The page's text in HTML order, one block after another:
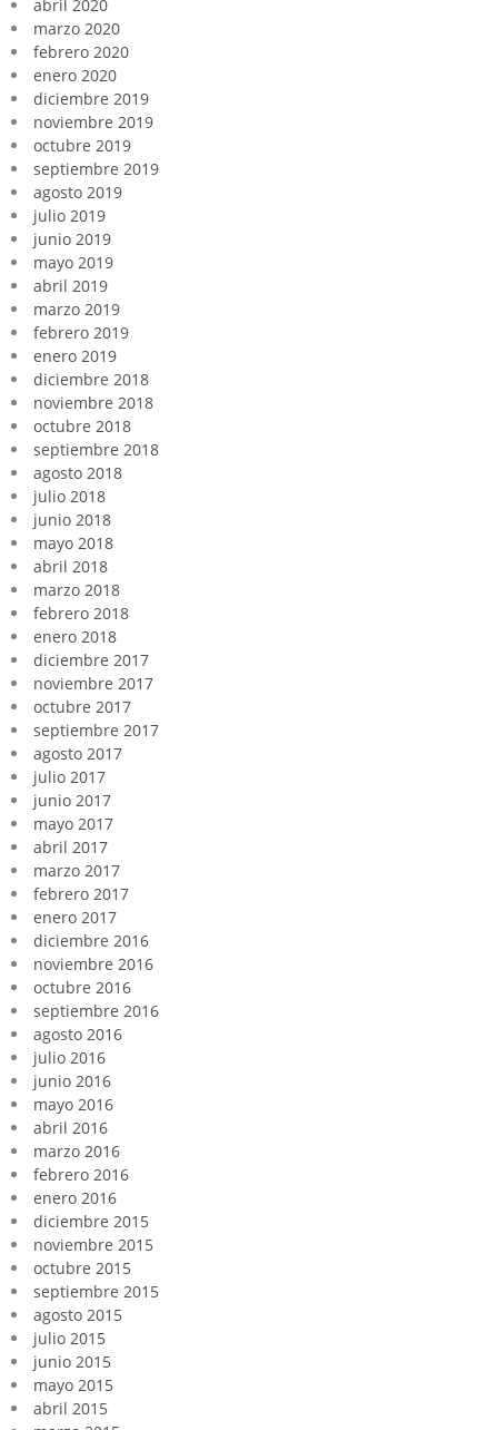
abril 2020
marzo 2020
febrero 2020
enero 2020
diciembre 2019
noviembre 2019
octubre 2019
septiembre 2019
agosto 2019
julio 2019
junio 2019
mayo 2019
abril 2019
marzo 2019
febrero 2019
enero 2019
diciembre 2018
noviembre 2018
octubre 2018
septiembre 2018
agosto 2018
julio 2018
junio 2018
mayo 2018
abril 2018
marzo 2018
febrero 2018
enero 2018
diciembre 2017
noviembre 2017
octubre 2017
septiembre 2017
agosto 2017
julio 2017
junio 2017
mayo 2017
abril 2017
marzo 2017
febrero 2017
enero 2017
diciembre 2016
noviembre 2016
octubre 2016
septiembre 2016
agosto 2016
julio 2016
junio 2016
mayo 2016
abril 2016
marzo 2016
febrero 2016
enero 2016
diciembre 2015
noviembre 2015
octubre 2015
septiembre 2015
agosto 2015
julio 2015
junio 2015
mayo 2015
abril 2015